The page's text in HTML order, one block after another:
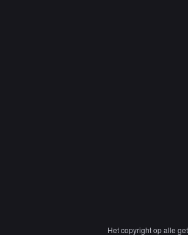
Het copyright op alle